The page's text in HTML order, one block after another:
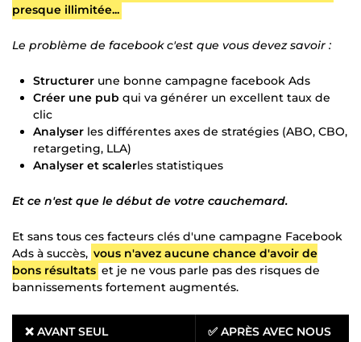
presque illimitée...
Le problème de facebook c'est que vous devez savoir :
Structurer une bonne campagne facebook Ads
Créer une pub qui va générer un excellent taux de
clic
Analyser les différentes axes de stratégies (ABO, CBO,
retargeting, LLA)
Analyser et scalerles statistiques
Et ce n'est que le début de votre cauchemard.
Et sans tous ces facteurs clés d'une campagne Facebook
Ads à succès, vous n'avez aucune chance d'avoir de
bons résultats et je ne vous parle pas des risques de
bannissements fortement augmentés.
❌ AVANT SEUL ✅ APRÈS AVEC NOUS